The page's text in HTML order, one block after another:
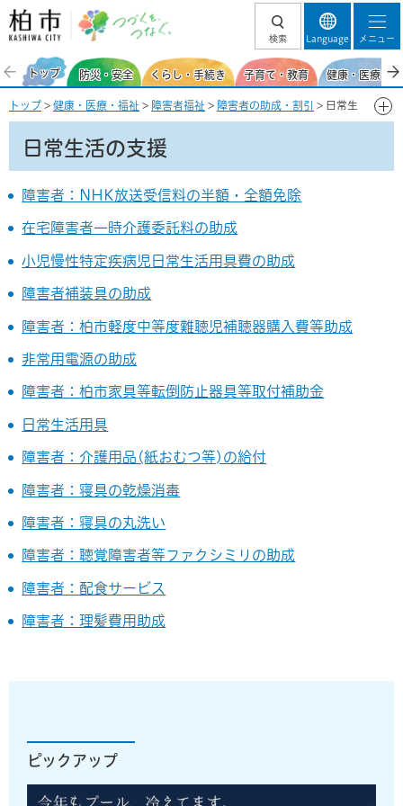
柏市 つづくを、
検索 Language メニュー
トップ 防災・安全 くらし・手続き 子育て・教育 健康・医療・
トップ > 健康・医療・福祉 > 障害者福祉 > 障害者の助成・割引
> 日常生
活の支援
日常生活の支援
障害者：NHK放送受信料の半額・全額免除
在宅障害者一時介護委託料の助成
小児慢性特定疾病児日常生活用具費の助成
障害者補装具の助成
障害者：柏市軽度中等度難聴児補聴器購入費等助成
非常用電源の助成
障害者：柏市家具等転倒防止器具等取付補助金
日常生活用具
障害者：介護用品(紙おむつ等)の給付
障害者：寝具の乾燥消毒
障害者：寝具の丸洗い
障害者：聴覚障害者等ファクシミリの助成
障害者：配食サービス
障害者：理髪費用助成
ピックアップ